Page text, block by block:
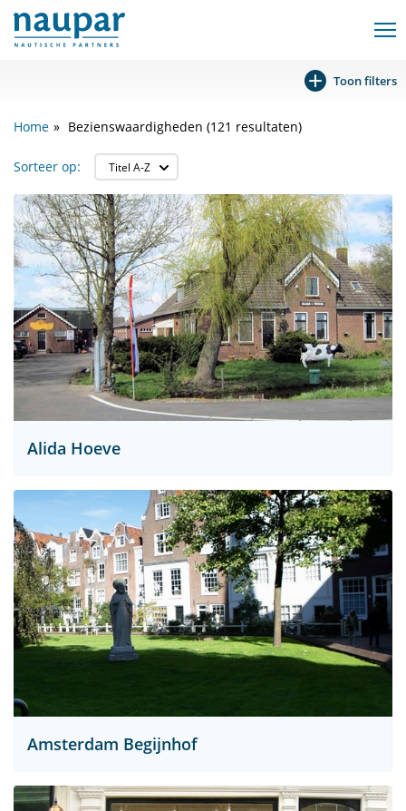
Toon filters
Home Bezienswaardigheden (121 resultaten)
Sorteer op:
Alida Hoeve
Amsterdam Begijnhof